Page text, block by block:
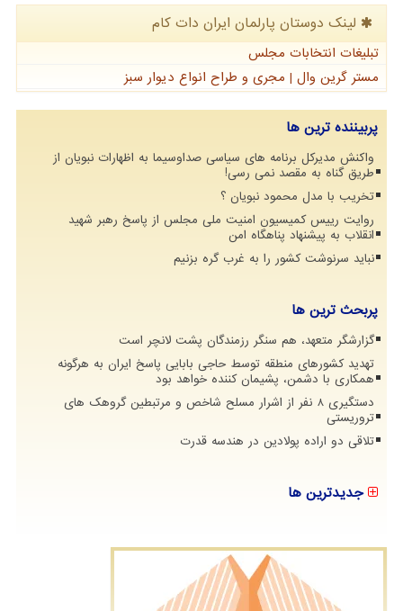
لینک دوستان پارلمان ایران دات كام
تبلیغات انتخابات مجلس
مستر گرین وال | مجری و طراح انواع دیوار سبز
پربیننده ترین ها
واکنش مدیرکل برنامه های سیاسی صداوسیما به اظهارات نبویان از
طریق گناه به مقصد نمی رسی!
تخریب با مدل محمود نبویان ؟
روایت رییس کمیسیون امنیت ملی مجلس از پاسخ رهبر شهید
انقلاب به پیشنهاد پناهگاه امن
نباید سرنوشت کشور را به غرب گره بزنیم
پربحث ترین ها
گزارشگر متعهد، هم سنگر رزمندگان پشت لانچر است
تهدید کشورهای منطقه توسط حاجی بابایی پاسخ ایران به هرگونه
همکاری با دشمن، پشیمان کننده خواهد بود
دستگیری 8 نفر از اشرار مسلح شاخص و مرتبطین گروهک های
تروریستی
تلاقی دو اراده پولادین در هندسه قدرت
جدیدترین ها